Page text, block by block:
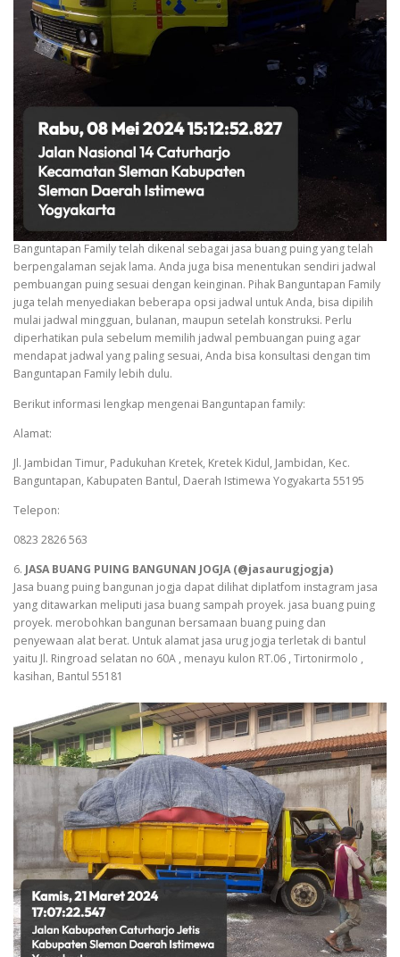
Banguntapan Family telah dikenal sebagai jasa buang puing yang telah
berpengalaman sejak lama. Anda juga bisa menentukan sendiri jadwal
pembuangan puing sesuai dengan keinginan. Pihak Banguntapan Family
juga telah menyediakan beberapa opsi jadwal untuk Anda, bisa dipilih
mulai jadwal mingguan, bulanan, maupun setelah konstruksi. Perlu
diperhatikan pula sebelum memilih jadwal pembuangan puing agar
mendapat jadwal yang paling sesuai, Anda bisa konsultasi dengan tim
Banguntapan Family lebih dulu.
Berikut informasi lengkap mengenai Banguntapan family:
Alamat:
Jl. Jambidan Timur, Padukuhan Kretek, Kretek Kidul, Jambidan, Kec.
Banguntapan, Kabupaten Bantul, Daerah Istimewa Yogyakarta 55195
Telepon:
0823 2826 563
6. JASA BUANG PUING BANGUNAN JOGJA (@jasaurugjogja)
Jasa buang puing bangunan jogja dapat dilihat diplatfom instagram jasa
yang ditawarkan meliputi jasa buang sampah proyek. jasa buang puing
proyek. merobohkan bangunan bersamaan buang puing dan
penyewaan alat berat. Untuk alamat jasa urug jogja terletak di bantul
yaitu Jl. Ringroad selatan no 60A , menayu kulon RT.06 , Tirtonirmolo ,
kasihan, Bantul 55181